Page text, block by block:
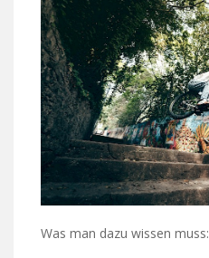
Was man dazu wissen muss: